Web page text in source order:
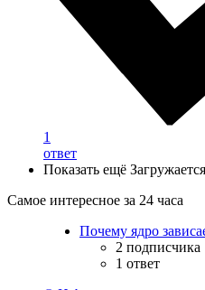
1
ответ
Показать ещё
Самое интересное за 24 часа
Почему ядро
2 подписчика
1 ответ